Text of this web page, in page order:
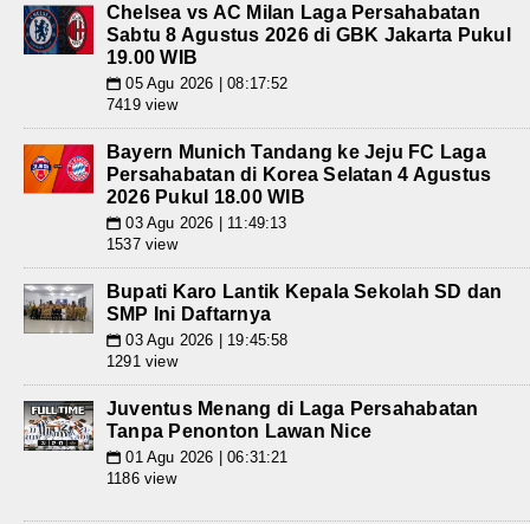
Chelsea vs AC Milan Laga Persahabatan
Sabtu 8 Agustus 2026 di GBK Jakarta Pukul
19.00 WIB
📅 05 Agu 2026 | 08:17:52
7419 view
Bayern Munich Tandang ke Jeju FC Laga
Persahabatan di Korea Selatan 4 Agustus
2026 Pukul 18.00 WIB
📅 03 Agu 2026 | 11:49:13
1537 view
Bupati Karo Lantik Kepala Sekolah SD dan
SMP Ini Daftarnya
📅 03 Agu 2026 | 19:45:58
1291 view
Juventus Menang di Laga Persahabatan
Tanpa Penonton Lawan Nice
📅 01 Agu 2026 | 06:31:21
1186 view